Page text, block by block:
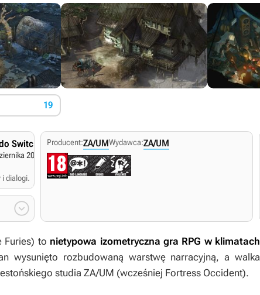
19
Switch
2021
i dialogi.
PlayStation 5
30 marca 2021
Polskie napisy.
Angielskie napisy i dialogi.

Producent:ZA/UMWydawca:ZA/UM
Furies) to nietypowa izometryczna gra RPG w klimatach
wysunięto rozbudowaną warstwę narracyjną, a walka
studia ZA/UM (wcześniej Fortress Occident).